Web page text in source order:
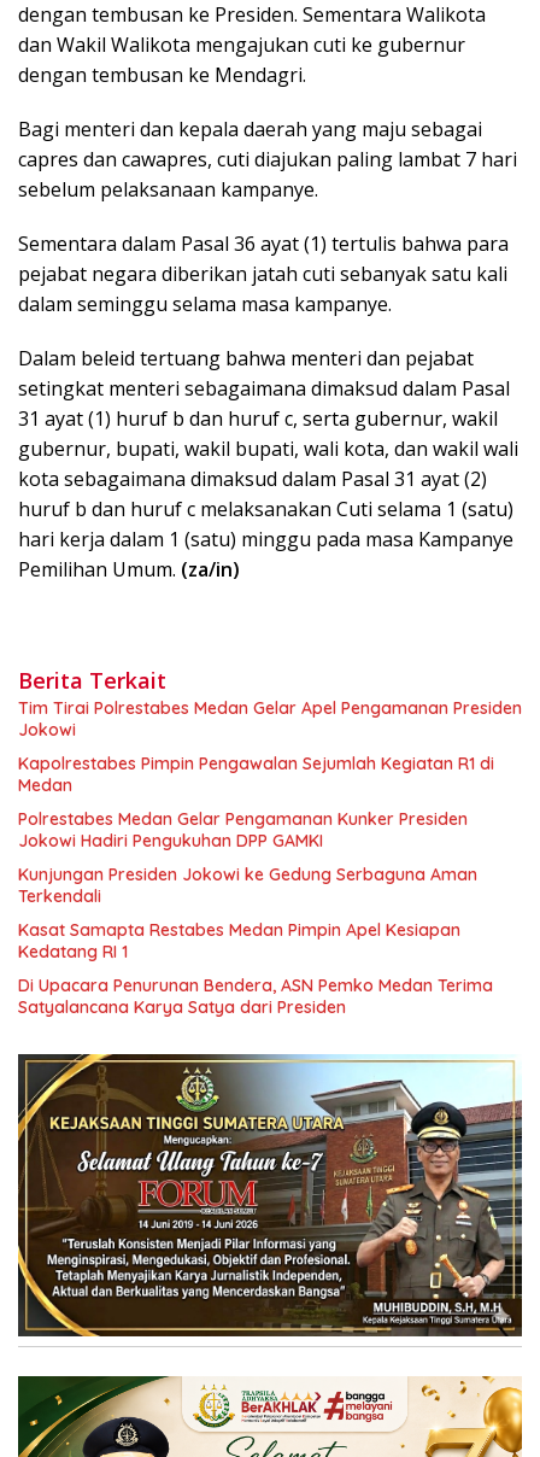
dengan tembusan ke Presiden. Sementara Walikota
dan Wakil Walikota mengajukan cuti ke gubernur
dengan tembusan ke Mendagri.
Bagi menteri dan kepala daerah yang maju sebagai
capres dan cawapres, cuti diajukan paling lambat 7 hari
sebelum pelaksanaan kampanye.
Sementara dalam Pasal 36 ayat (1) tertulis bahwa para
pejabat negara diberikan jatah cuti sebanyak satu kali
dalam seminggu selama masa kampanye.
Dalam beleid tertuang bahwa menteri dan pejabat
setingkat menteri sebagaimana dimaksud dalam Pasal
31 ayat (1) huruf b dan huruf c, serta gubernur, wakil
gubernur, bupati, wakil bupati, wali kota, dan wakil wali
kota sebagaimana dimaksud dalam Pasal 31 ayat (2)
huruf b dan huruf c melaksanakan Cuti selama 1 (satu)
hari kerja dalam 1 (satu) minggu pada masa Kampanye
Pemilihan Umum. (za/in)
Berita Terkait
Tim Tirai Polrestabes Medan Gelar Apel Pengamanan Presiden
Jokowi
Kapolrestabes Pimpin Pengawalan Sejumlah Kegiatan R1 di
Medan
Polrestabes Medan Gelar Pengamanan Kunker Presiden
Jokowi Hadiri Pengukuhan DPP GAMKI
Kunjungan Presiden Jokowi ke Gedung Serbaguna Aman
Terkendali
Kasat Samapta Restabes Medan Pimpin Apel Kesiapan
Kedatang RI 1
Di Upacara Penurunan Bendera, ASN Pemko Medan Terima
Satyalancana Karya Satya dari Presiden